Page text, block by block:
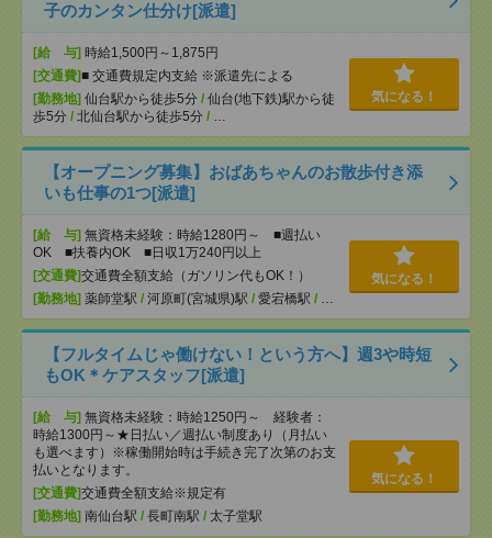
子のカンタン仕分け[派遣]
[給 与] 時給1,500円～1,875円
[交通費]■ 交通費規定内支給 ※派遣先による
[勤務地] 仙台駅から徒歩5分 / 仙台(地下鉄)駅から徒
歩5分 / 北仙台駅から徒歩5分 / …
気になる！
【オープニング募集】おばあちゃんのお散歩付き添
いも仕事の1つ[派遣]
[給 与] 無資格未経験：時給1280円～ ■週払い
OK ■扶養内OK ■日収1万240円以上
[交通費]交通費全額支給（ガソリン代もOK！）
[勤務地] 薬師堂駅 / 河原町(宮城県)駅 / 愛宕橋駅 / …
気になる！
【フルタイムじゃ働けない！という方へ】週3や時短
もOK＊ケアスタッフ[派遣]
[給 与] 無資格未経験：時給1250円～ 経験者：
時給1300円～★日払い／週払い制度あり（月払い
も選べます）※稼働開始時は手続き完了次第のお支
払いとなります。
[交通費]交通費全額支給※規定有
[勤務地] 南仙台駅 / 長町南駅 / 太子堂駅
気になる！